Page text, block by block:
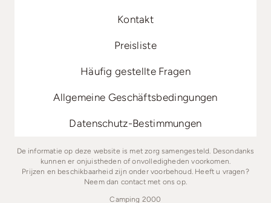
Kontakt
Preisliste
Häufig gestellte Fragen
Allgemeine Geschäftsbedingungen
Datenschutz-Bestimmungen
De informatie op deze website is met zorg samengesteld. Desondanks
kunnen er onjuistheden of onvolledigheden voorkomen.
Prijzen en beschikbaarheid zijn onder voorbehoud. Heeft u vragen?
Neem dan contact met ons op.
Camping 2000